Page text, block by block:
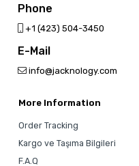
Phone
‎+1 (423) 504-3450
E-Mail
info@jacknology.com
More Information
Order Tracking
Kargo ve Taşıma Bilgileri
F.A.Q